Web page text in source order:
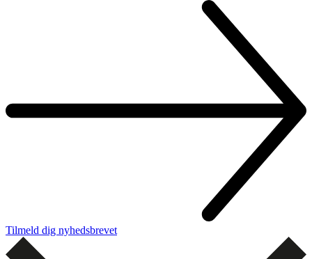
Tilmeld dig nyhedsbrevet